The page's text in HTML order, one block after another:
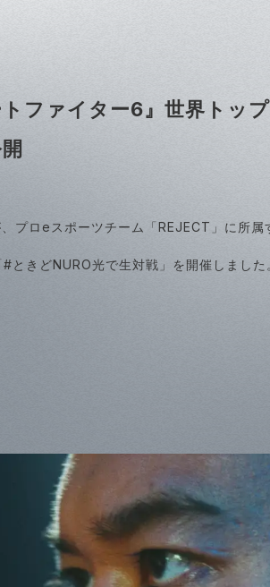
ファイター6』世界トッ
プロeスポーツチーム「REJECT」に所属
きどNURO光で生対戦」を開催しました